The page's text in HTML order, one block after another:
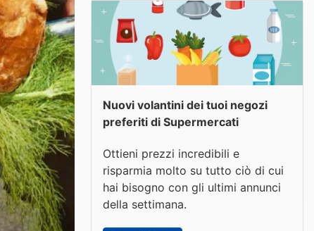
Nuovi volantini dei tuoi negozi
preferiti di Supermercati
Ottieni prezzi incredibili e
risparmia molto su tutto ciò di cui
hai bisogno con gli ultimi annunci
della settimana.